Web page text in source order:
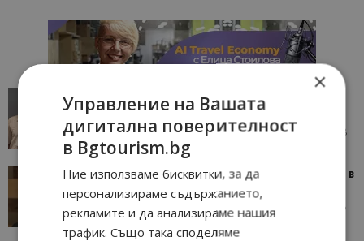
AI в туризма: защо камериерка може да се
окаже по-трудна за...
AI Travel Economy с Елица Стоилова 05/08/2026 08:28
Тим Браун: Хотелите губят пари заради грешки в
данните и липсващи...
AI Travel Economy с Елица Стоилова 13/07/2026 09:02
×
Управление на Вашата
дигитална поверителност
в Bgtourism.bg
Ние използваме бисквитки, за да
персонализираме съдържанието,
рекламите и да анализираме нашия
трафик. Също така споделяме